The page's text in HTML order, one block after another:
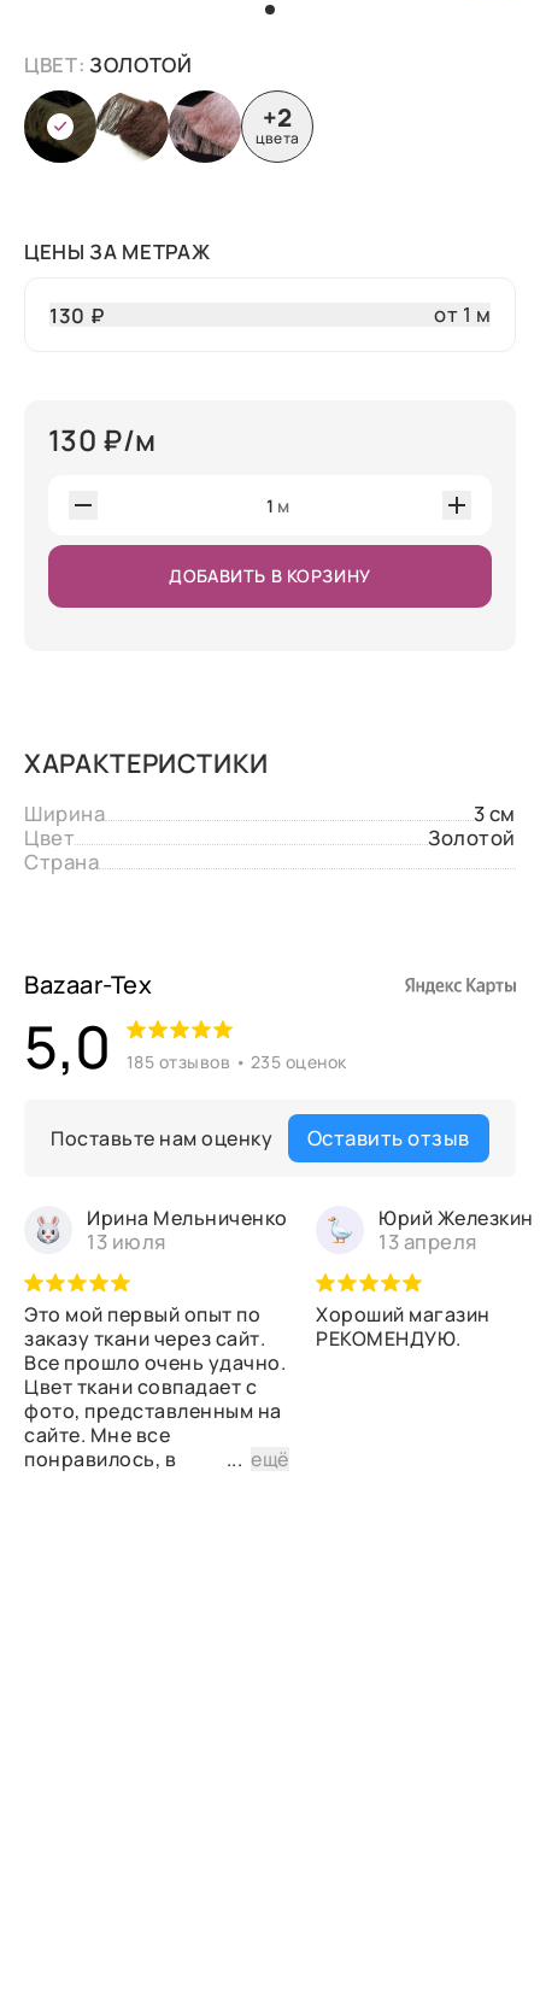
ЦВЕТ:ЗОЛОТОЙ
+2
цвета
ЦЕНЫ ЗА МЕТРАЖ
130 ₽ от 1 м
130 ₽/м
1 м
ДОБАВИТЬ В КОРЗИНУ
ХАРАКТЕРИСТИКИ
Ширина
3 см
Цвет
Золотой
Страна
Bazaar-Tex
5,0 185 отзывов • 235 оценок
Поставьте нам оценку Оставить отзыв
Ирина Мельниченко
13 июля
Это мой первый опыт по
заказу ткани через сайт.
Все прошло очень удачно.
Цвет ткани совпадает с
фото, представленным на
сайте. Мне все
понравилось, в
...ещё
Юрий Железкин
13 апреля
Хороший магазин
РЕКОМЕНДУЮ.